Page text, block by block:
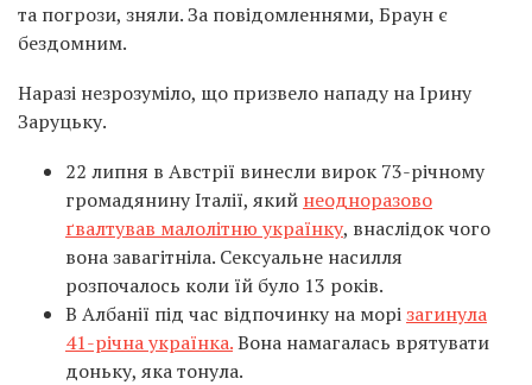
та погрози, зняли. За повідомленнями, Браун є
бездомним.
Наразі незрозуміло, що призвело нападу на Ірину
Заруцьку.
22 липня в Австрії винесли вирок 73-річному
громадянину Італії, який неодноразово
ґвалтував малолітню українку, внаслідок чого
вона завагітніла. Сексуальне насилля
розпочалось коли їй було 13 років.
В Албанії під час відпочинку на морізагинула
41-річна українка.Вона намагалась врятувати
доньку, яка тонула.